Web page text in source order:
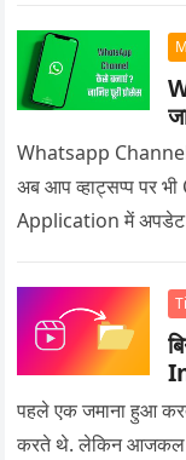
Whatsapp
अब आप व्हाट्सप्प पर
Application में
पहले एक जमाना हुआ
करते थे. लेकिन आजकल